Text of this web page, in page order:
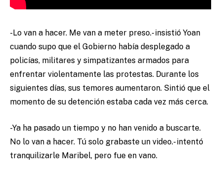
-Lo van a hacer. Me van a meter preso.- insistió Yoan
cuando supo que el Gobierno había desplegado a
policías, militares y simpatizantes armados para
enfrentar violentamente las protestas. Durante los
siguientes días, sus temores aumentaron. Sintió que el
momento de su detención estaba cada vez más cerca.
-Ya ha pasado un tiempo y no han venido a buscarte.
No lo van a hacer. Tú solo grabaste un video.- intentó
tranquilizarle Maribel, pero fue en vano.